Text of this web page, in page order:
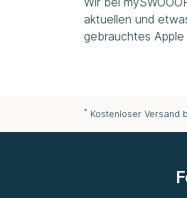
aktuellen und
gebrauchtes
* Kostenloser Versand